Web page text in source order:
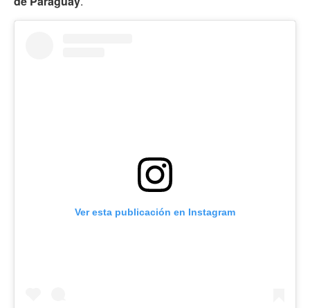
Ver esta publicación en Instagram